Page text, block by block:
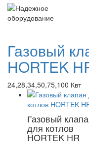
Газовый
HORTEK
24,28,34,50,75,100 Квт
Газовый
для котлов
HORTEK HR